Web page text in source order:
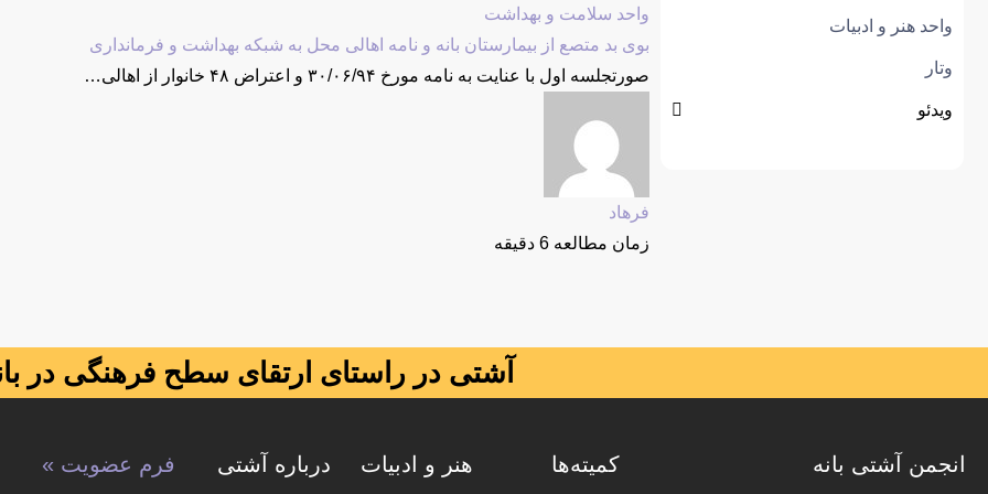
واحد هنر و ادبیات
وتار
ویدئو
واحد سلامت و بهداشت
بوی بد متصع از بیمارستان بانه و نامه اهالی محل به شبکه بهداشت و فرمانداری
صورتجلسه اول با عنایت به نامه مورخ ۳۰/۰۶/۹۴ و اعتراض ۴۸ خانوار از اهالی…
فرهاد
زمان مطالعه 6 دقیقه
آشتی در راستای ارتقای سطح فرهنگی در
انجمن آشتی بانه کمیته‌ها هنر و ادبیات درباره آشتی فرم عضویت »